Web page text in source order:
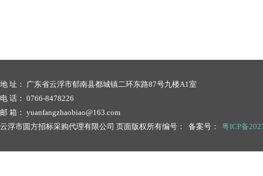
地 址： 广东省云浮市郁南县都城镇二环东路87号九楼A1室
电 话： 0766-8478226
邮 箱： yuanfangzhaobiao@163.com
云浮市圆方招标采购代理有限公司 页面版权所有编号： 备案号：
粤ICP备